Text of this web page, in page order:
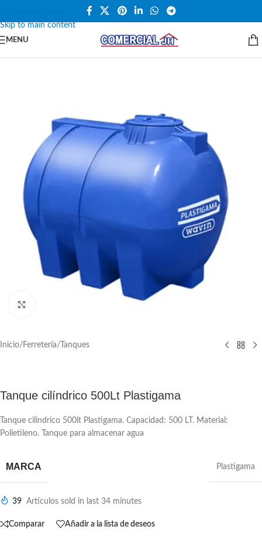
Skip to main content
MENU
Inicio/ Ferretería/ Tanques
Tanque cilíndrico 500Lt Plastigama
Tanque cilindrico 500lt Plastigama. Capacidad: 500 LT. Material:
Polietileno. Tanque para almacenar agua
MARCA Plastigama
39 Artículos sold in last 34 minutes
Comparar Añadir a la lista de deseos